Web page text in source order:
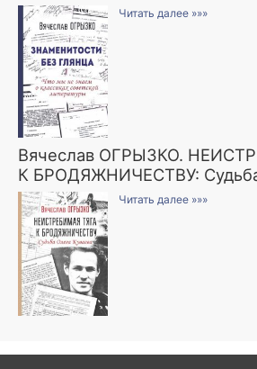
Читать далее »»»
Вячеслав ОГРЫЗКО.
К БРОДЯЖНИЧЕСТВУ: Судьба
Читать далее »»»